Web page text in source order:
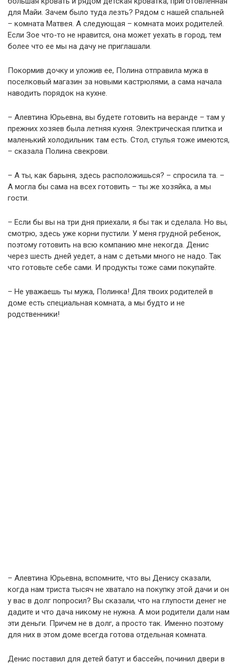
для Майи. Зачем было туда лезть? Рядом с нашей спальней
– комната Матвея. А следующая – комната моих родителей.
Если Зое что-то не нравится, она может уехать в город, тем
более что ее мы на дачу не приглашали.
Покормив дочку и уложив ее, Полина отправила мужа в
поселковый магазин за новыми кастрюлями, а сама начала
наводить порядок на кухне.
– Алевтина Юрьевна, вы будете готовить на веранде – там у
прежних хозяев была летняя кухня. Электрическая плитка и
маленький холодильник там есть. Стол, стулья тоже имеются,
– сказала Полина свекрови.
– А ты, как барыня, здесь расположишься? – спросила та. –
А могла бы сама на всех готовить – ты же хозяйка, а мы
гости.
– Если бы вы на три дня приехали, я бы так и сделала. Но вы,
смотрю, здесь уже корни пустили. У меня грудной ребенок,
поэтому готовить на всю компанию мне некогда. Денис
через шесть дней уедет, а нам с детьми много не надо. Так
что готовьте себе сами. И продукты тоже сами покупайте.
– Не уважаешь ты мужа, Полинка! Для твоих родителей в
доме есть специальная комната, а мы будто и не
родственники!
– Алевтина Юрьевна, вспомните, что вы Денису сказали,
когда нам триста тысяч не хватало на покупку этой дачи и он
у вас в долг попросил? Вы сказали, что на глупости денег не
дадите и что дача никому не нужна. А мои родители дали нам
эти деньги. Причем не в долг, а просто так. Именно поэтому
для них в этом доме всегда готова отдельная комната.
Денис поставил для детей батут и бассейн, починил двери в